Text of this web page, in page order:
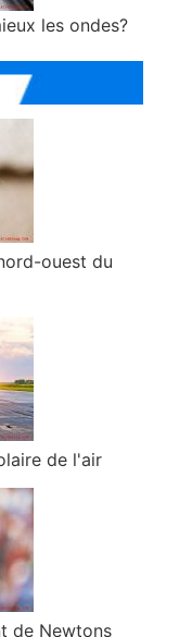
les ondes?
ouest du
de l'air
de Newtons